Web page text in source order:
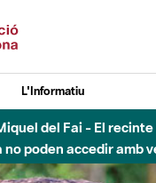
L'Informatiu
del Fai - El
poden accedir